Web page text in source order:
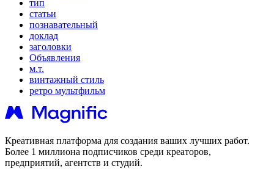
тип
статьи
познавательный
доклад
заголовки
Объявления
м.т.
винтажный стиль
ретро мультфильм
Креативная платформа для создания ваших лучших работ.
Более 1 миллиона подписчиков среди креаторов,
предприятий, агентств и студий.